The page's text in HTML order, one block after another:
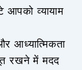
व्यायाम
आध्यात्मिकता
रखने में मदद